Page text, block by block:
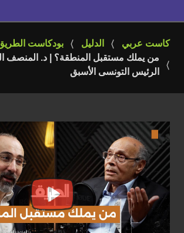
كاست عربي الدليل
بودكاست
من يملك مستقبل المنطقة؟ | د. المنصف
الرئيس التونسى الأسبق